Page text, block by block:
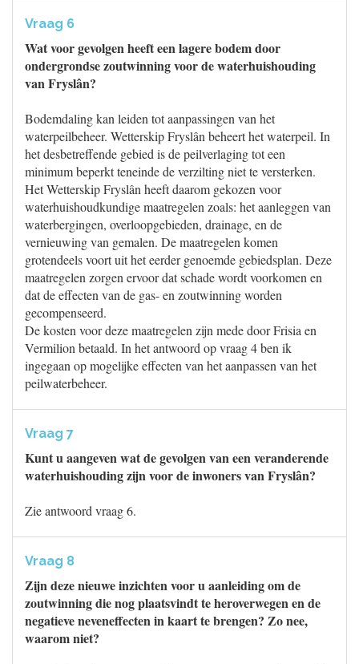
Vraag 6
Wat voor gevolgen heeft een lagere bodem door
ondergrondse zoutwinning voor de waterhuishouding
van Fryslân?
Bodemdaling kan leiden tot aanpassingen van het
waterpeilbeheer. Wetterskip Fryslân beheert het waterpeil. In
het desbetreffende gebied is de peilverlaging tot een
minimum beperkt teneinde de verzilting niet te versterken.
Het Wetterskip Fryslân heeft daarom gekozen voor
waterhuishoudkundige maatregelen zoals: het aanleggen van
waterbergingen, overloopgebieden, drainage, en de
vernieuwing van gemalen. De maatregelen komen
grotendeels voort uit het eerder genoemde gebiedsplan. Deze
maatregelen zorgen ervoor dat schade wordt voorkomen en
dat de effecten van de gas- en zoutwinning worden
gecompenseerd.
De kosten voor deze maatregelen zijn mede door Frisia en
Vermilion betaald. In het antwoord op vraag 4 ben ik
ingegaan op mogelijke effecten van het aanpassen van het
peilwaterbeheer.
Vraag 7
Kunt u aangeven wat de gevolgen van een veranderende
waterhuishouding zijn voor de inwoners van Fryslân?
Zie antwoord vraag 6.
Vraag 8
Zijn deze nieuwe inzichten voor u aanleiding om de
zoutwinning die nog plaatsvindt te heroverwegen en de
negatieve neveneffecten in kaart te brengen? Zo nee,
waarom niet?